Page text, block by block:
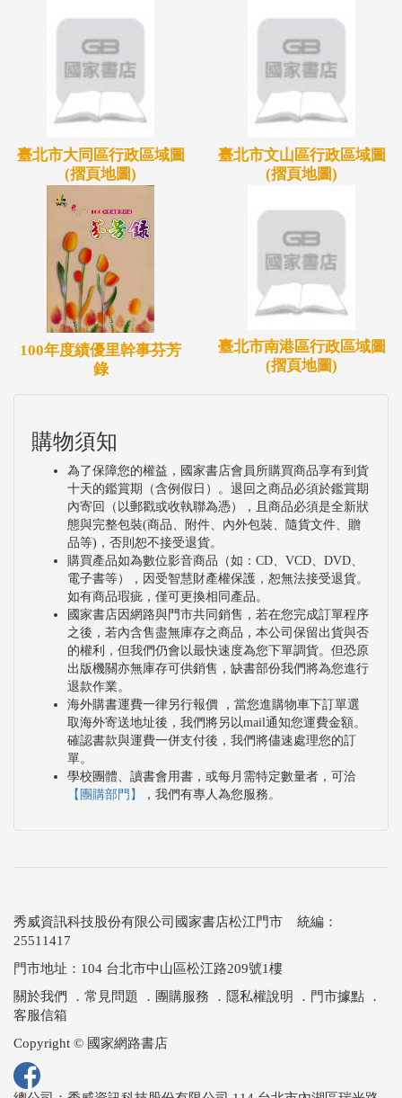
臺北市大同區行政區域圖
(摺頁地圖)
臺北市文山區行政區域圖
(摺頁地圖)
100年度績優里幹事芬芳
錄
臺北市南港區行政區域圖
(摺頁地圖)
購物須知
為了保障您的權益，國家書店會員所購買商品享有到貨
十天的鑑賞期（含例假日）。退回之商品必須於鑑賞期
內寄回（以郵戳或收執聯為憑），且商品必須是全新狀
態與完整包裝(商品、附件、內外包裝、隨貨文件、贈
品等)，否則恕不接受退貨。
購買產品如為數位影音商品（如：CD、VCD、DVD、
電子書等），因受智慧財產權保護，恕無法接受退貨。
如有商品瑕疵，僅可更換相同產品。
國家書店因網路與門市共同銷售，若在您完成訂單程序
之後，若內含售盡無庫存之商品，本公司保留出貨與否
的權利，但我們仍會以最快速度為您下單調貨。但恐原
出版機關亦無庫存可供銷售，缺書部份我們將為您進行
退款作業。
海外購書運費一律另行報價 ，當您進購物車下訂單選
取海外寄送地址後，我們將另以mail通知您運費金額。
確認書款與運費一併支付後，我們將儘速處理您的訂
單。
學校團體、讀書會用書，或每月需特定數量者，可洽
【團購部門】
，我們有專人為您服務。
秀威資訊科技股份有限公司國家書店松江門市 統編：
25511417
門市地址：104 台北市中山區松江路209號1樓
關於我們 ． 常見問題 ． 團購服務 ． 隱私權說明 ． 門市據點 ．
客服信箱
Copyright © 國家網路書店